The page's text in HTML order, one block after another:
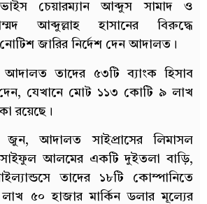
চেয়ারম্যান আব্দুস সামাদ ও
আব্দুল্লাহ হাসানের বিরুদ্ধে
জারির নির্দেশ দেন আদালত।
তাদের ৫৩টি ব্যাংক হিসাব
দেন, যেখানে মোট ১১৩ কোটি ৯ লাখ
রয়েছে।
আদালত সাইপ্রাসের লিমাসল
সাইফুল আলমের একটি দুইতলা বাড়ি,
তাদের ১৮টি কোম্পানিতে
৫০ হাজার মার্কিন ডলার মূল্যের